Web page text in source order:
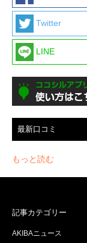
Twitter
LINE
最新口コミ
もっと読む
記事カテゴリー
AKIBAニュース